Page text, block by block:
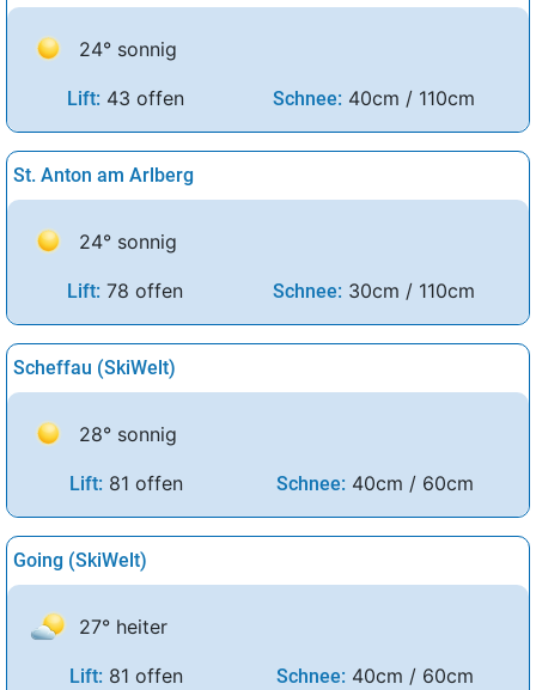
24° sonnig
Lift: 43 offen Schnee: 40cm / 110cm
St. Anton am Arlberg
24° sonnig
Lift: 78 offen Schnee: 30cm / 110cm
Scheffau (SkiWelt)
28° sonnig
Lift: 81 offen Schnee: 40cm / 60cm
Going (SkiWelt)
27° heiter
Lift: 81 offen Schnee: 40cm / 60cm